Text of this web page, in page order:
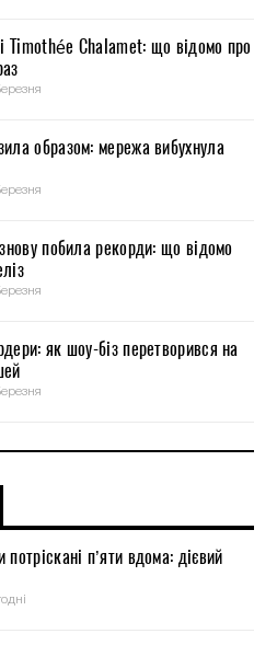
Timothée Chalamet: що відомо про
образом: мережа вибухнула
побила рекорди: що відомо
як шоу-біз перетворився на
потріскані п’яти вдома: дієвий